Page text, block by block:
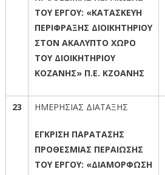
ΤΟΥ ΕΡΓΟΥ: «ΚΑΤΑΣΚΕΥΗ
ΠΕΡΙΦΡΑΞΗΣ ΔΙΟΙΚΗΤΗΡΙΟΥ
ΣΤΟΝ ΑΚΑΛΥΠΤΟ ΧΩΡΟ
ΤΟΥ ΔΙΟΙΚΗΤΗΡΙΟΥ
ΚΟΖΑΝΗΣ» Π.Ε. ΚΖΟΑΝΗΣ
23 ΗΜΕΡΗΣΙΑΣ ΔΙΑΤΑΞΗΣ
ΕΓΚΡΙΣΗ ΠΑΡΑΤΑΣΗΣ
ΠΡΟΘΕΣΜΙΑΣ ΠΕΡΑΙΩΣΗΣ
ΤΟΥ ΕΡΓΟΥ: «ΔΙΑΜΟΡΦΩΣΗ